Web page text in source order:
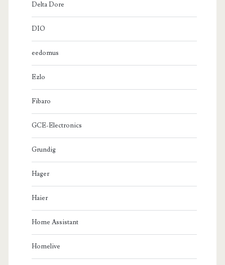
Delta Dore
DIO
eedomus
Ezlo
Fibaro
GCE-Electronics
Grundig
Hager
Haier
Home Assistant
Homelive